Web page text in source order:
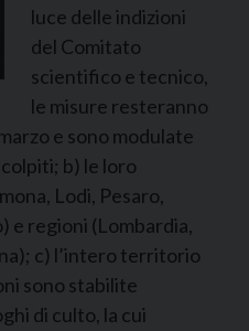
luce delle indizioni
del Comitato
scientifico e tecnico,
le misure resteranno
e sono modulate
b) le loro
Lodi, Pesaro,
e regioni (Lombardia,
c) l’intero territorio
sono stabilite
di culto, la cui